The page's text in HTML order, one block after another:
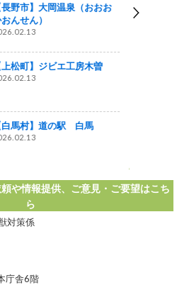
長野市】大岡温泉（おおお
んせん）
上松町】ジビエ工房木曽
白馬村】道の駅 白馬
や情報提供、ご意見・ご要望はこち
ら
対策係
庁舎6階